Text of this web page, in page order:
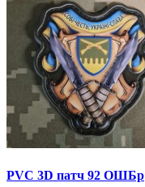
PVC 3D патч 92 ОШБр